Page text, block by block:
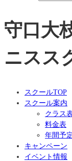
守口大
ニスス
スクールTOP
スクール案内
クラス
料金表
年間予
キャンペーン
イベント情報